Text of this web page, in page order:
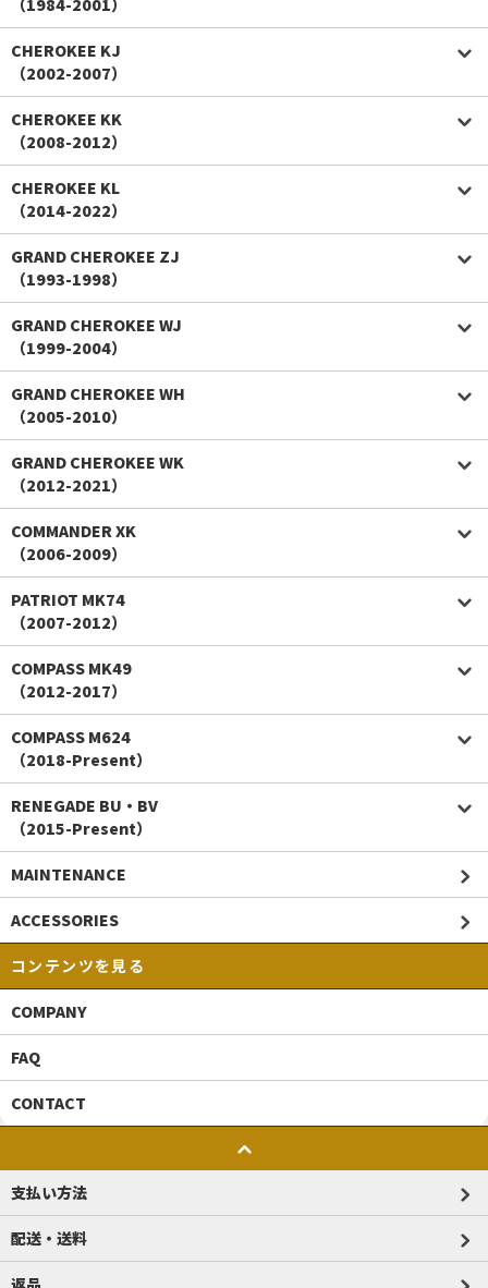
（1984-2001）
CHEROKEE KJ
（2002-2007）
CHEROKEE KK
（2008-2012）
CHEROKEE KL
（2014-2022）
GRAND CHEROKEE ZJ
（1993-1998）
GRAND CHEROKEE WJ
（1999-2004）
GRAND CHEROKEE WH
（2005-2010）
GRAND CHEROKEE WK
（2012-2021）
COMMANDER XK
（2006-2009）
PATRIOT MK74
（2007-2012）
COMPASS MK49
（2012-2017）
COMPASS M624
（2018-Present）
RENEGADE BU・BV
（2015-Present）
MAINTENANCE
ACCESSORIES
コンテンツを見る
COMPANY
FAQ
CONTACT
支払い方法
配送・送料